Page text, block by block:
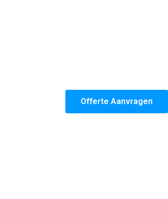
Offerte Aanvragen